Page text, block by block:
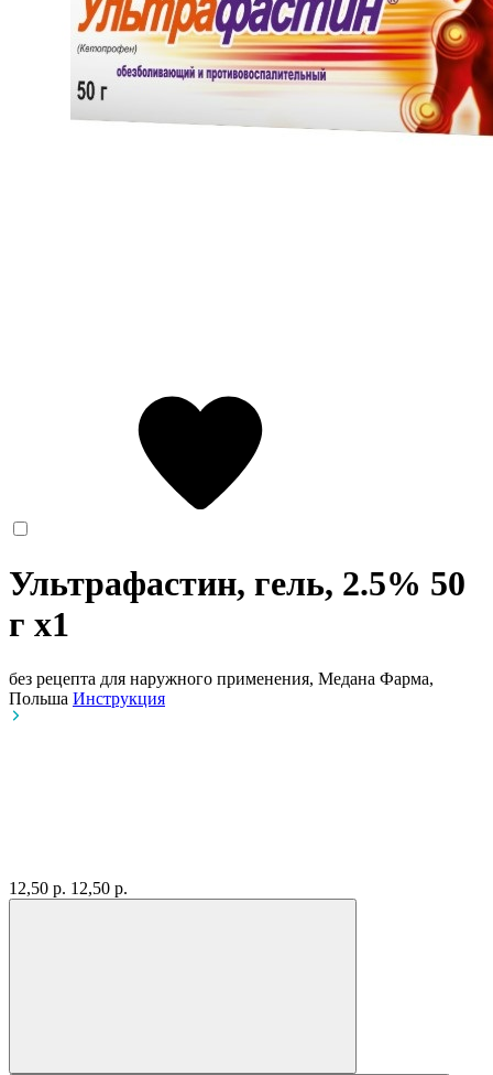
Ультрафастин, гель, 2.5% 50
г x1
без рецепта для наружного применения, Медана Фарма,
Польша Инструкция
12,50 р. 12,50 р.